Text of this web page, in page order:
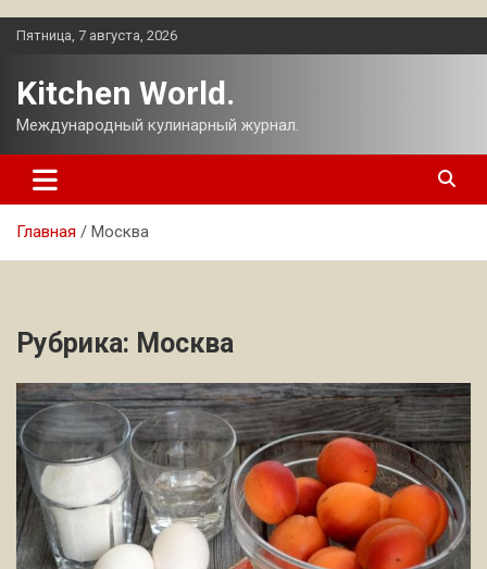
Перейти
Пятница, 7 августа, 2026
Kitchen World.
Международный кулинарный журнал.
Главная Москва
Рубрика: Москва